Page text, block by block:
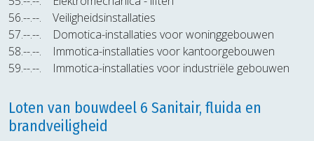
56.--.--.
Veiligheidsinstallaties
57.--.--.
Domotica-installaties voor woninggebouwen
58.--.--.
Immotica-installaties voor kantoorgebouwen
59.--.--.
Immotica-installaties voor industriële gebouwen
Loten van bouwdeel 6 Sanitair, fluida en
brandveiligheid